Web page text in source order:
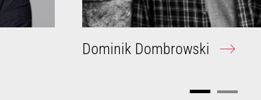
Dominik Dombrowski